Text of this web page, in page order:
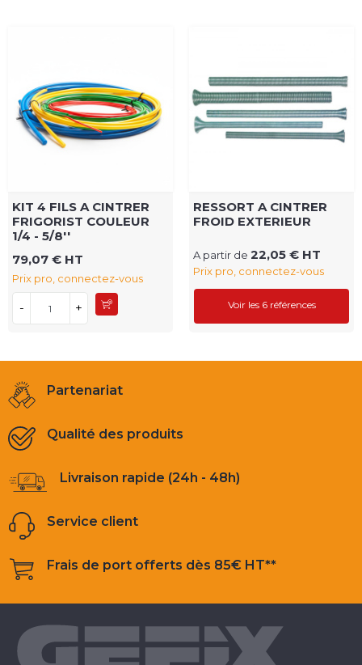
KIT 4 FILS A CINTRER
FRIGORIST COULEUR
1/4 - 5/8''
79,07 € HT
Prix pro, connectez-vous
- +
RESSORT A CINTRER
FROID EXTERIEUR
A partir de 22,05 € HT
Prix pro, connectez-vous
Voir les 6 références
Partenariat
Qualité des produits
Livraison rapide (24h - 48h)
Service client
Frais de port offerts dès 85€ HT**